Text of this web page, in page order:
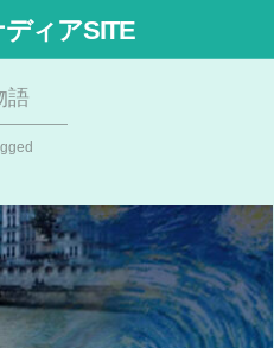
ィアSITE
語